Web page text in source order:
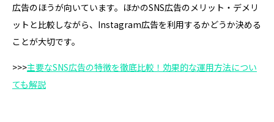
広告のほうが向いています。ほかのSNS広告のメリット・デメリ
ットと比較しながら、Instagram広告を利用するかどうか決める
ことが大切です。
>>>主要なSNS広告の特徴を徹底比較！効果的な運用方法につい
ても解説